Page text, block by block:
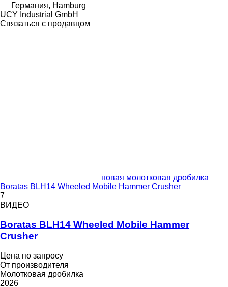
Германия, Hamburg
UCY Industrial GmbH
Связаться с продавцом
новая молотковая дробилка
Boratas BLH14 Wheeled Mobile Hammer Crusher
7
ВИДЕО
Boratas BLH14 Wheeled Mobile Hammer
Crusher
Цена по запросу
От производителя
Молотковая дробилка
2026